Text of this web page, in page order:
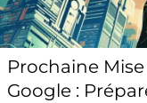
Prochaine
Google :